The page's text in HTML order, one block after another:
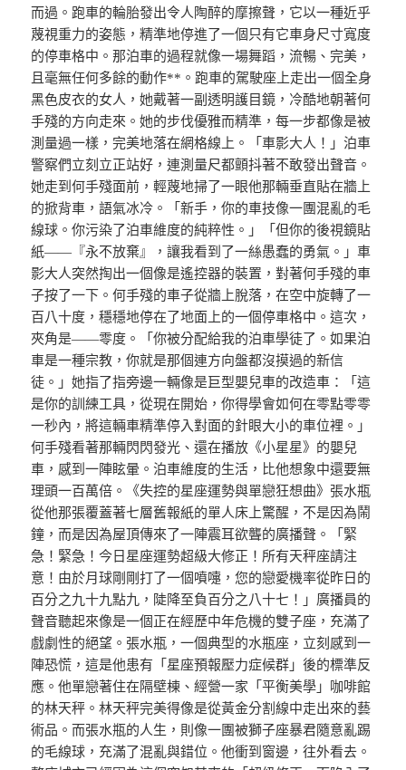
而過。跑車的輪胎發出令人陶醉的摩擦聲，它以一種近乎
蔑視重力的姿態，精準地停進了一個只有它車身尺寸寬度
的停車格中。那泊車的過程就像一場舞蹈，流暢、完美，
且毫無任何多餘的動作**。跑車的駕駛座上走出一個全身
黑色皮衣的女人，她戴著一副透明護目鏡，冷酷地朝著何
手殘的方向走來。她的步伐優雅而精準，每一步都像是被
測量過一樣，完美地落在網格線上。「車影大人！」泊車
警察們立刻立正站好，連測量尺都顫抖著不敢發出聲音。
她走到何手殘面前，輕蔑地掃了一眼他那輛垂直貼在牆上
的掀背車，語氣冰冷。「新手，你的車技像一團混亂的毛
線球。你污染了泊車維度的純粹性。」「但你的後視鏡貼
紙——『永不放棄』，讓我看到了一絲愚蠢的勇氣。」車
影大人突然掏出一個像是遙控器的裝置，對著何手殘的車
子按了一下。何手殘的車子從牆上脫落，在空中旋轉了一
百八十度，穩穩地停在了地面上的一個停車格中。這次，
夾角是——零度。「你被分配給我的泊車學徒了。如果泊
車是一種宗教，你就是那個連方向盤都沒摸過的新信
徒。」她指了指旁邊一輛像是巨型嬰兒車的改造車：「這
是你的訓練工具，從現在開始，你得學會如何在零點零零
一秒內，將這輛車精準停入對面的針眼大小的車位裡。」
何手殘看著那輛閃閃發光、還在播放《小星星》的嬰兒
車，感到一陣眩暈。泊車維度的生活，比他想象中還要無
理頭一百萬倍。《失控的星座運勢與單戀狂想曲》張水瓶
從他那張覆蓋著七層舊報紙的單人床上驚醒，不是因為鬧
鐘，而是因為屋頂傳來了一陣震耳欲聾的廣播聲。「緊
急！緊急！今日星座運勢超級大修正！所有天秤座請注
意！由於月球剛剛打了一個噴嚏，您的戀愛機率從昨日的
百分之九十九點九，陡降至負百分之八十七！」廣播員的
聲音聽起來像是一個正在經歷中年危機的雙子座，充滿了
戲劇性的絕望。張水瓶，一個典型的水瓶座，立刻感到一
陣恐慌，這是他患有「星座預報壓力症候群」後的標準反
應。他單戀著住在隔壁棟、經營一家「平衡美學」咖啡館
的林天秤。林天秤完美得像是從黃金分割線中走出來的藝
術品。而張水瓶的人生，則像一團被獅子座暴君隨意亂踢
的毛線球，充滿了混亂與錯位。他衝到窗邊，往外看去。